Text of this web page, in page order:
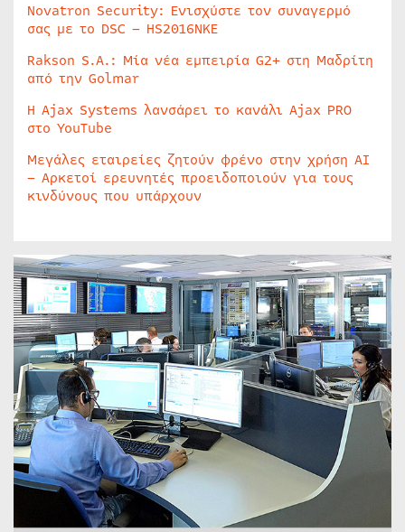
Novatron Security: Ενισχύστε τον συναγερμό
σας με το DSC – HS2016NKE
Rakson S.A.: Μία νέα εμπειρία G2+ στη Μαδρίτη
από την Golmar
Η Ajax Systems λανσάρει το κανάλι Ajax PRO
στο YouTube
Μεγάλες εταιρείες ζητούν φρένο στην χρήση AI
– Αρκετοί ερευνητές προειδοποιούν για τους
κινδύνους που υπάρχουν